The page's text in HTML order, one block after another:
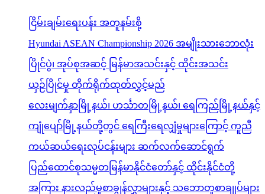
ငြိမ်းချမ်းရေးပန်း အတူနမ်းစို့
Hyundai ASEAN Championship 2026 အမျိုးသားဘောလုံး
ပြိုင်ပွဲ၊ အုပ်စုအဆင့် မြန်မာအသင်းနှင့် ထိုင်းအသင်း
ယှဉ်ပြိုင်မှု တိုက်ရိုက်ထုတ်လွှင့်မည်
လေးမျက်နှာမြို့နယ်၊ ဟင်္သာတမြို့နယ်၊ ရေကြည်မြို့နယ်နှင့်
ကျုံပျော်မြို့နယ်တို့တွင် ရေကြီးရေလျှံမှုများကြောင့် ကူညီ
ကယ်ဆယ်ရေးလုပ်ငန်းများ ဆက်လက်ဆောင်ရွက်
ပြည်ထောင်စုသမ္မတမြန်မာနိုင်ငံတော်နှင့် ထိုင်းနိုင်ငံတို့
အကြား နားလည်မှုစာချွန်လွှာများနှင့် သဘောတူစာချုပ်များ